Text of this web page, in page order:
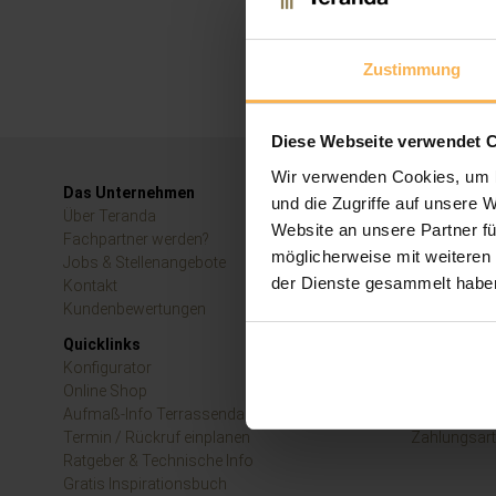
Zustimmung
Diese Webseite verwendet
Wir verwenden Cookies,
und die Zugriffe auf unsere
Website an unsere Partner
möglicherweise mit
der Dienste gesammelt
Das Unternehmen
Über Teranda
Fachpartner werden?
Jobs & Stellenangebote
Kontakt
Kundenbewertungen
Quicklinks
Konfigurator
Online Shop
Aufmaß-Info Terrassendach
Termin / Rückruf einplanen
Ratgeber & Technische Info
Gratis Inspirationsbuch
AGB